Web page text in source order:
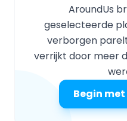
AroundUs
geselecteerde
verborgen
verrijkt door meer
Begin